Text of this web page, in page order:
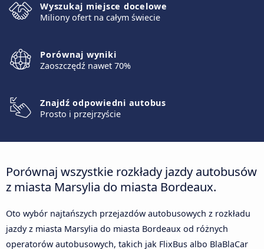
Wyszukaj miejsce docelowe
Miliony ofert na całym świecie
Porównaj wyniki
Zaoszczędź nawet 70%
Znajdź odpowiedni autobus
Prosto i przejrzyście
Porównaj wszystkie rozkłady jazdy autobusów
z miasta Marsylia do miasta Bordeaux.
Oto wybór najtańszych przejazdów autobusowych z rozkładu
jazdy z miasta Marsylia do miasta Bordeaux od różnych
operatorów autobusowych, takich jak FlixBus albo BlaBlaCar